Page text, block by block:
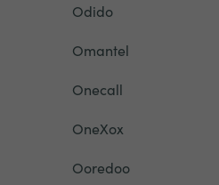
Odido
Omantel
Onecall
OneXox
Ooredoo